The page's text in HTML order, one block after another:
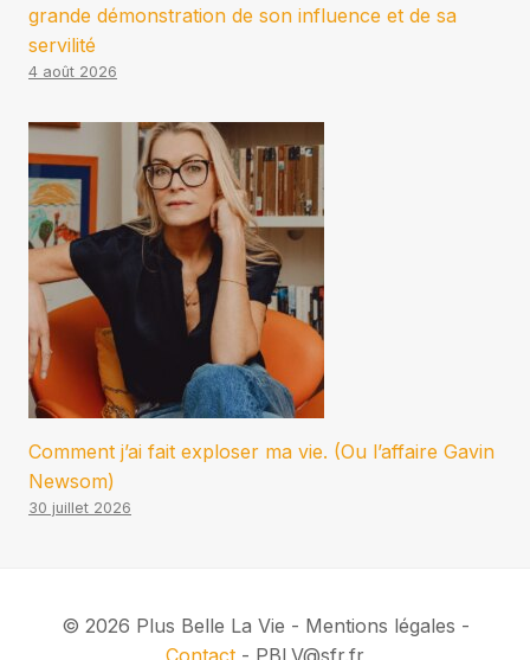
grande démonstration de son influence et de sa
servilité
4 août 2026
Comment j’ai fait exploser ma vie. (Ou l’affaire Gavin
Newsom)
30 juillet 2026
© 2026 Plus Belle La Vie - Mentions légales -